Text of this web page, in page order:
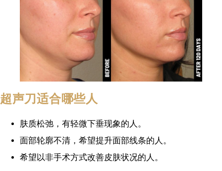
超声刀适合哪些人
肤质松弛，有轻微下垂现象的人。
面部轮廓不清，希望提升面部线条的人。
希望以非手术方式改善皮肤状况的人。